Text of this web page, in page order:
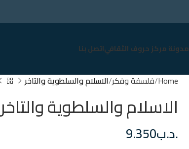
مدونة مركز حروف الثقافياتصل بنا
Home فلسفة وفكر الاسلام والسلطوية والتاخر
الاسلام والسلطوية والتاخر
.د.ب9.350